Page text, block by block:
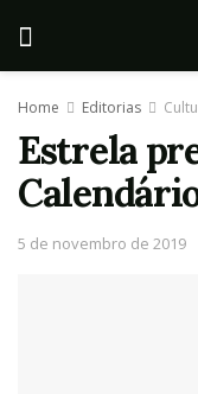
Home Editorias
Estrela
5 de novembro de 2019